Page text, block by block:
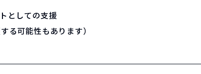
としての支援
る可能性もあります）